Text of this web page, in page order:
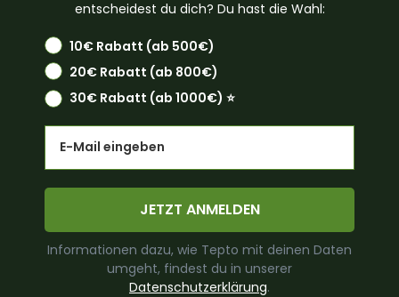
entscheidest du dich? Du hast die Wahl:
10€ Rabatt (ab 500€)
20€ Rabatt (ab 800€)
30€ Rabatt (ab 1000€) ⭐️
JETZT ANMELDEN
Informationen dazu, wie Tepto mit deinen Daten
umgeht, findest du in unserer
Datenschutzerklärung.